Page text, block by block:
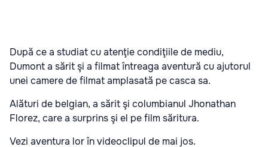
După ce a studiat cu atenţie condiţiile de mediu,
Dumont a sărit şi a filmat întreaga aventură cu ajutorul
unei camere de filmat amplasată pe casca sa.
Alături de belgian, a sărit şi columbianul Jhonathan
Florez, care a surprins şi el pe film săritura.
Vezi aventura lor în videoclipul de mai jos.